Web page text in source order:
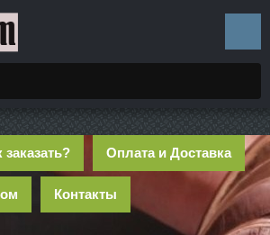
заказать? Оплата и Доставка
Контакты